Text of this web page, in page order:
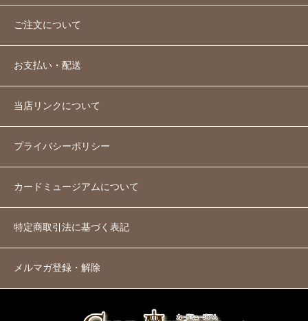
ご注文について
お支払い・配送
当店リンクについて
プライバシーポリシー
カードミュージアムについて
特定商取引法に基づく表記
メルマガ登録・解除